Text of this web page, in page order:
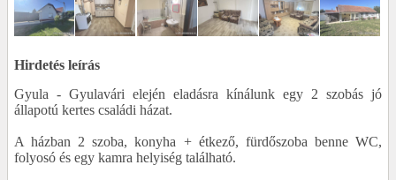
Hirdetés leírás
Gyula - Gyulavári elején eladásra kínálunk egy 2 szobás jó
állapotú kertes családi házat.
A házban 2 szoba, konyha + étkező, fürdőszoba benne WC,
folyosó és egy kamra helyiség található.